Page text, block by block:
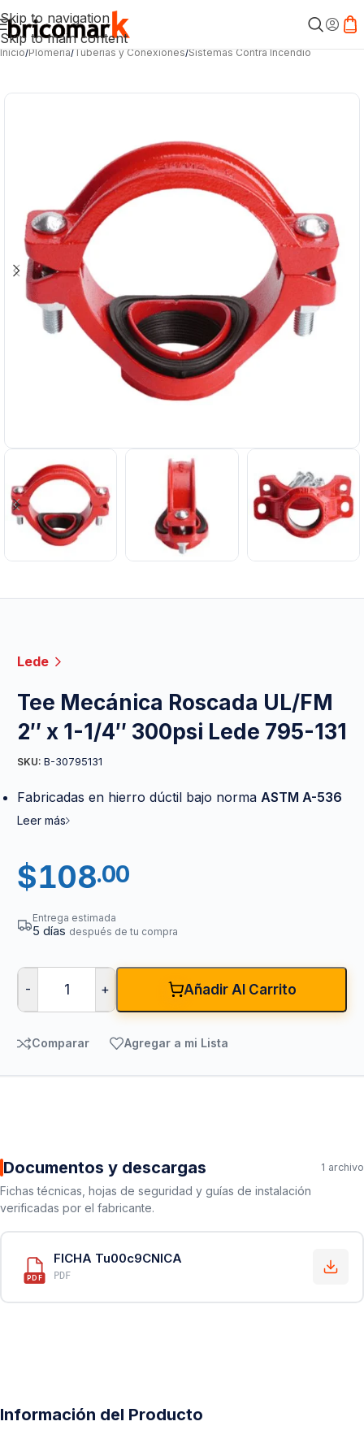
Skip to navigation
Skip to main content
Inicio/Plomería/Tuberías y Conexiones/Sistemas Contra Incendio
Lede
Tee Mecánica Roscada UL/FM
2″ x 1-1/4″ 300psi Lede 795-131
SKU: B-30795131
Fabricadas en hierro dúctil bajo norma ASTM A-536
Leer más
$108.00
Entrega estimada
5 días después de tu compra
- + Añadir Al Carrito
Comparar Agregar a mi Lista
Documentos y descargas 1 archivo
Fichas técnicas, hojas de seguridad y guías de instalación
verificadas por el fabricante.
PDF
FICHA Tu00c9CNICA
PDF
Información del Producto